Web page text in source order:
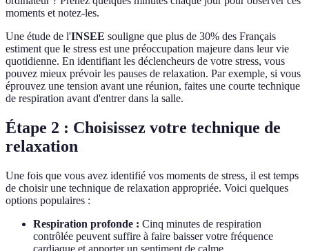
moments et notez-les.
Une étude de l'INSEE souligne que plus de 30% des Français
estiment que le stress est une préoccupation majeure dans leur vie
quotidienne. En identifiant les déclencheurs de votre stress, vous
pouvez mieux prévoir les pauses de relaxation. Par exemple, si vous
éprouvez une tension avant une réunion, faites une courte technique
de respiration avant d'entrer dans la salle.
Étape 2 : Choisissez votre technique de
relaxation
Une fois que vous avez identifié vos moments de stress, il est temps
de choisir une technique de relaxation appropriée. Voici quelques
options populaires :
Respiration profonde : Cinq minutes de respiration
contrôlée peuvent suffire à faire baisser votre fréquence